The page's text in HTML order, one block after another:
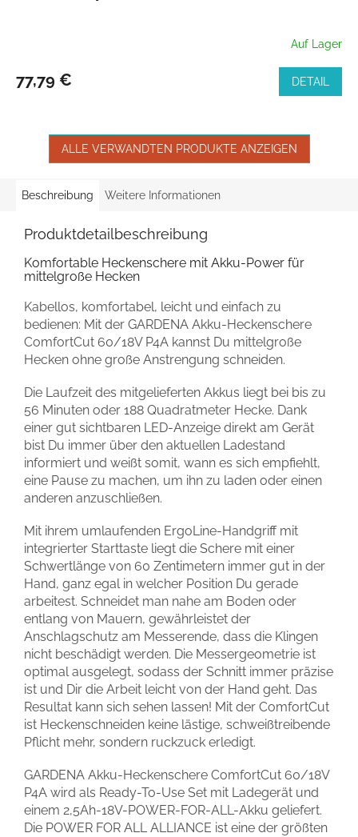
Auf Lager
77,79 € DETAIL
ALLE VERWANDTEN PRODUKTE ANZEIGEN
Beschreibung Weitere Informationen
Produktdetailbeschreibung
Komfortable Heckenschere mit Akku-Power für
mittelgroße Hecken
Kabellos, komfortabel, leicht und einfach zu
bedienen: Mit der GARDENA Akku-Heckenschere
ComfortCut 60/18V P4A kannst Du mittelgroße
Hecken ohne große Anstrengung schneiden.
Die Laufzeit des mitgelieferten Akkus liegt bei bis zu
56 Minuten oder 188 Quadratmeter Hecke. Dank
einer gut sichtbaren LED-Anzeige direkt am Gerät
bist Du immer über den aktuellen Ladestand
informiert und weißt somit, wann es sich empfiehlt,
eine Pause zu machen, um ihn zu laden oder einen
anderen anzuschließen.
Mit ihrem umlaufenden ErgoLine-Handgriff mit
integrierter Starttaste liegt die Schere mit einer
Schwertlänge von 60 Zentimetern immer gut in der
Hand, ganz egal in welcher Position Du gerade
arbeitest. Schneidet man nahe am Boden oder
entlang von Mauern, gewährleistet der
Anschlagschutz am Messerende, dass die Klingen
nicht beschädigt werden. Die Messergeometrie ist
optimal ausgelegt, sodass der Schnitt immer präzise
ist und Dir die Arbeit leicht von der Hand geht. Das
Resultat kann sich sehen lassen! Mit der ComfortCut
ist Heckenschneiden keine lästige, schweißtreibende
Pflicht mehr, sondern ruckzuck erledigt.
GARDENA Akku-Heckenschere ComfortCut 60/18V
P4A wird als Ready-To-Use Set mit Ladegerät und
einem 2,5Ah-18V-POWER-FOR-ALL-Akku geliefert.
Die POWER FOR ALL ALLIANCE ist eine der größten